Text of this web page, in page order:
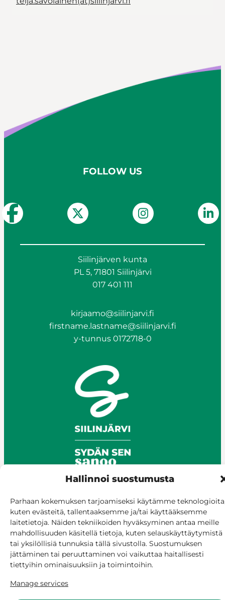
Hallinnoi suostumusta
Parhaan kokemuksen tarjoamiseksi käytämme
kuten evästeitä, tallentaaksemme ja/tai käyttääksemme
laitetietoja. Näiden tekniikoiden hyväksyminen antaa meille
mahdollisuuden käsitellä tietoja, kuten selauskäyttäytymistä
tai yksilöllisiä tunnuksia tällä sivustolla. Suostumuksen
jättäminen tai peruuttaminen voi vaikuttaa haitallisesti
tiettyihin ominaisuuksiin ja toimintoihin.
Manage services
FOLLOW US
Siilinjärven kunta
PL 5, 71801 Siilinjärvi
017 401 111
kirjaamo@siilinjarvi.fi
firstname.lastname@siilinjarvi.fi
y-tunnus 0172718-0
© Siilinjärvi 2025
Give feedback
Online services
Billing and invoicing
Accessibility